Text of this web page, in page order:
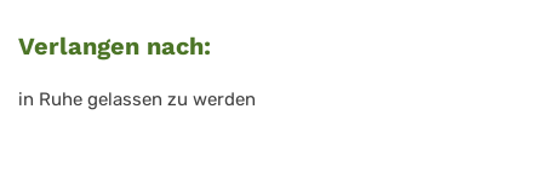
Verlangen nach:
in Ruhe gelassen zu werden